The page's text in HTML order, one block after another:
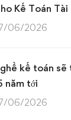
Kế Toán Tài
06/2026
kế toán
năm tới
06/2026